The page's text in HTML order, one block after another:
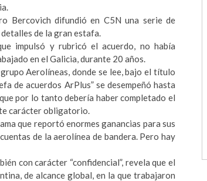
Bercovich difundió en C5N una serie de
de la gran estafa.
impulsó y rubricó el acuerdo, no había
en el Galicia, durante 20 años.
Aerolíneas, donde se lee, bajo el título
de acuerdos ArPlus” se desempeñó hasta
por lo tanto debería haber completado el
carácter obligatorio.
que reportó enormes ganancias para sus
de la aerolínea de bandera. Pero hay
con carácter “confidencial”, revela que el
de alcance global, en la que trabajaron